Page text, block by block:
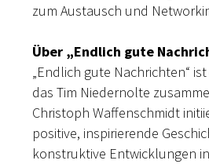
zum Austausch und
Über „Endlich gute
„Endlich gute Nachrichten“
das Tim Niedernolte
Christoph Waffenschmidt
positive, inspirierende
konstruktive Entwicklungen